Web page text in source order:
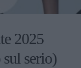
2025
serio)